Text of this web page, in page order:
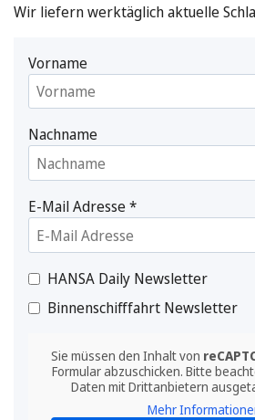
Wir liefern werktäglich aktuelle
Vorname
Nachname
E-Mail Adresse*
HANSA Daily Newsletter
Binnenschifffahrt Newsletter
Sie müssen den Inhalt von
Formular abzuschicken. Bitte
Daten mit Drittanbietern
Mehr